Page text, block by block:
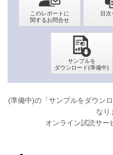
(準備中)の「サンプルをダウン
なり
オンライン試読サー